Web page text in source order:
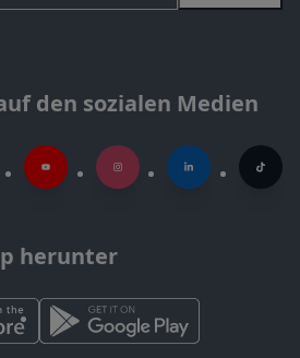
den sozialen Medien
herunter